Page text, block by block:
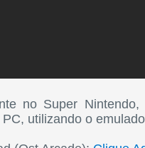
no Super
PC, utilizando o